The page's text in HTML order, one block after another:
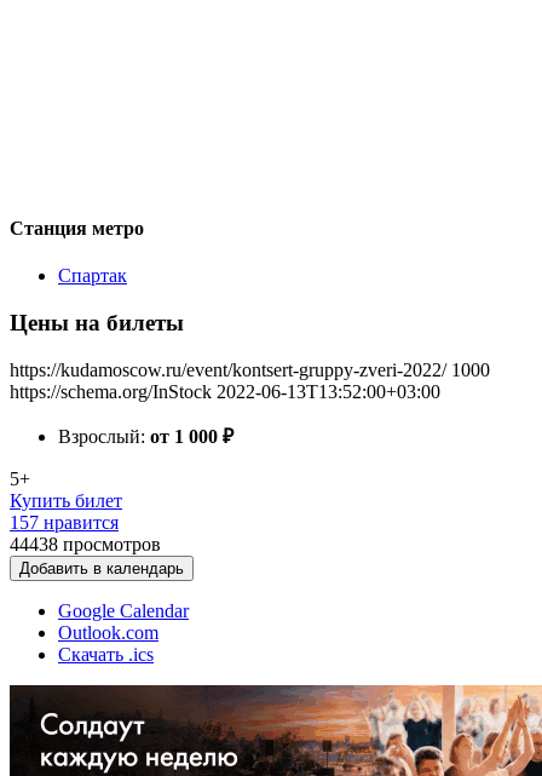
Станция метро
Спартак
Цены на билеты
https://kudamoscow.ru/event/kontsert-gruppy-zveri-2022/ 1000
https://schema.org/InStock 2022-06-13T13:52:00+03:00
Взрослый: от 1 000 ₽
5+
Купить билет
157 нравится
44438 просмотров
Добавить в календарь
Google Calendar
Outlook.com
Скачать .ics